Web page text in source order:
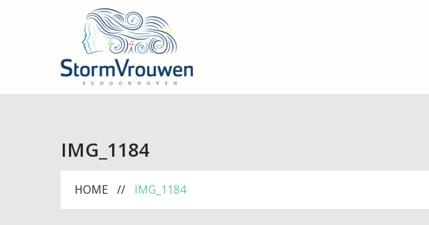
IMG_1184
HOME IMG_1184